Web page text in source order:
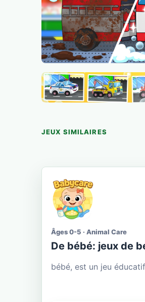
JEUX SIMILAIRES
Âges 0-5 · Animal Care
De bébé: jeux de
bébé, est un jeu